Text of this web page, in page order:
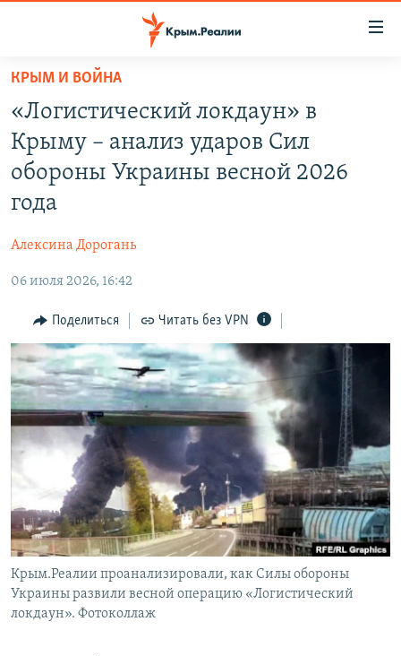
Вернуться
основному
содержанию
Вернутся
главной
Вернутся
ГРУЗ 200
ВОДА
ИНТЕРАКТИВ
ИНФОГРАФИКА
ТЕЛЕПРОЕКТ КРЫМ.РЕАЛИИ
СОВЕТЫ ПРАВОЗАЩИТНИКОВ
ПРОПАВШИЕ БЕЗ ВЕСТИ
ПОБЕДИТЕЛЕЙ НЕ СУДЯТ?
КРЫМ.НЕПОКОРЕННЫЙ
УКРАИНСКАЯ ПРОБЛЕМА КРЫМА
РАДІО СВОБОДА
КАК ОБОЙТИ БЛОКИРОВКУ
Qırımtatar
ПРИСОЕДИНЯЙТЕСЬ!
Все сайты RFE/RL
КРЫМ И ВОЙНА
«Логистический локдаун» в
Крыму – анализ ударов Сил
обороны Украины весной 2026
года
Алексина Дорогань
06 июля 2026, 16:42
Поделиться Читать без VPN
Крым.Реалии проанализировали, как Силы обороны
Украины развили весной операцию «Логистический
локдаун». Фотоколлаж